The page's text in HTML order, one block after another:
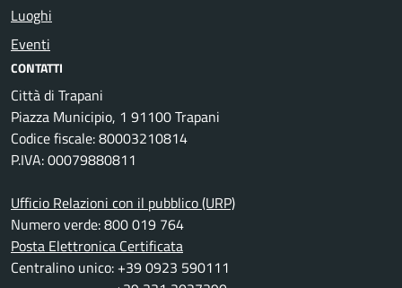
Luoghi
Eventi
CONTATTI
Città di Trapani
Piazza Municipio, 1 91100 Trapani
Codice fiscale: 80003210814
P.IVA: 00079880811
Ufficio Relazioni con il pubblico (URP)
Numero verde: 800 019 764
Posta Elettronica Certificata
Centralino unico: +39 0923 590111